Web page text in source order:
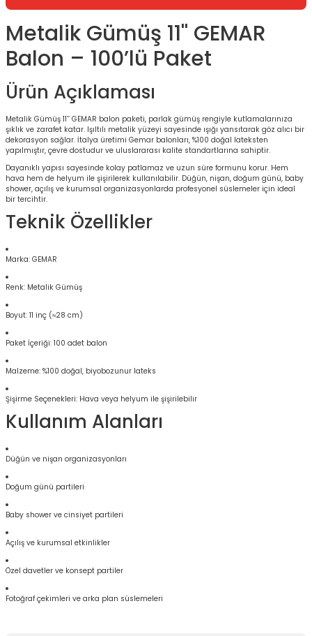
Metalik Gümüş 11'' GEMAR
Balon – 100’lü Paket
Ürün Açıklaması
Metalik Gümüş 11’’ GEMAR balon paketi, parlak gümüş rengiyle kutlamalarınıza
şıklık ve zarafet katar. Işıltılı metalik yüzeyi sayesinde ışığı yansıtarak göz alıcı bir
dekorasyon sağlar. İtalya üretimi Gemar balonları, %100 doğal lateksten
yapılmıştır, çevre dostudur ve uluslararası kalite standartlarına sahiptir.
Dayanıklı yapısı sayesinde kolay patlamaz ve uzun süre formunu korur. Hem
hava hem de helyum ile şişirilerek kullanılabilir. Düğün, nişan, doğum günü, baby
shower, açılış ve kurumsal organizasyonlarda profesyonel süslemeler için ideal
bir tercihtir.
Teknik Özellikler
Marka: GEMAR
Renk: Metalik Gümüş
Boyut: 11 inç (≈28 cm)
Paket İçeriği: 100 adet balon
Malzeme: %100 doğal, biyobozunur lateks
Şişirme Seçenekleri: Hava veya helyum ile şişirilebilir
Kullanım Alanları
Düğün ve nişan organizasyonları
Doğum günü partileri
Baby shower ve cinsiyet partileri
Açılış ve kurumsal etkinlikler
Özel davetler ve konsept partiler
Fotoğraf çekimleri ve arka plan süslemeleri